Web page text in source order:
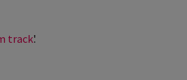
track'.